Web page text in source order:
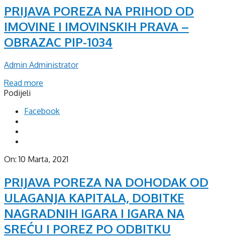
PRIJAVA POREZA NA PRIHOD OD
IMOVINE I IMOVINSKIH PRAVA –
OBRAZAC PIP-1034
Admin Administrator
Read more
Podijeli
Facebook
On: 10 Marta, 2021
PRIJAVA POREZA NA DOHODAK OD
ULAGANJA KAPITALA, DOBITKE
NAGRADNIH IGARA I IGARA NA
SREĆU I POREZ PO ODBITKU